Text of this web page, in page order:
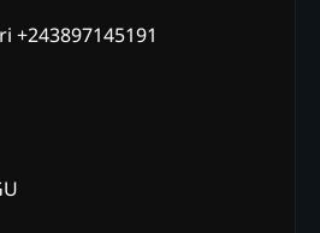
+243897145191